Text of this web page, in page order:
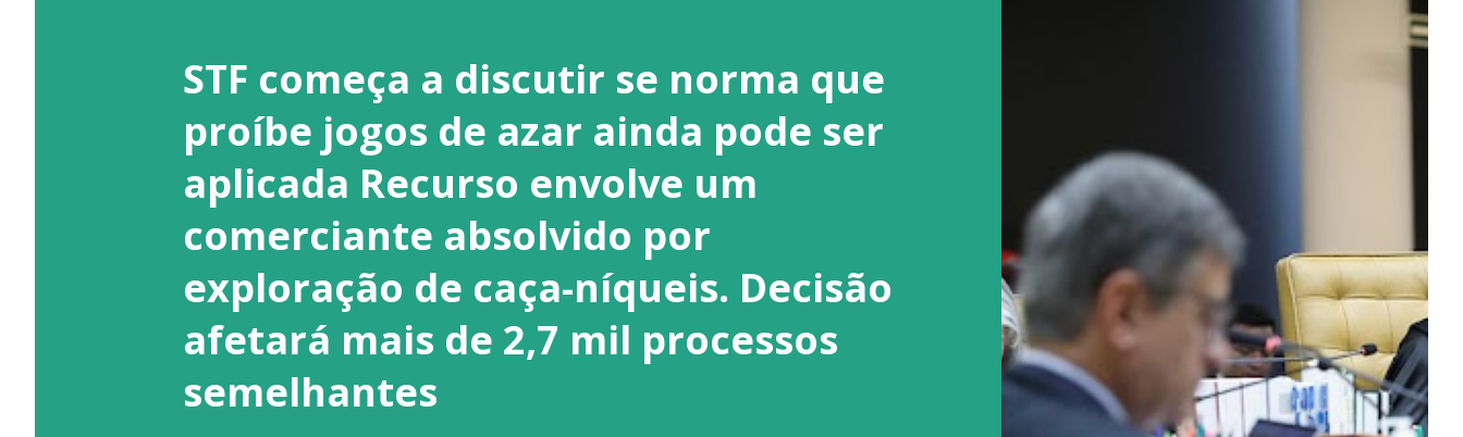
STF começa a discutir se norma que
proíbe jogos de azar ainda pode ser
aplicada Recurso envolve um
comerciante absolvido por
exploração de caça-níqueis. Decisão
afetará mais de 2,7 mil processos
semelhantes